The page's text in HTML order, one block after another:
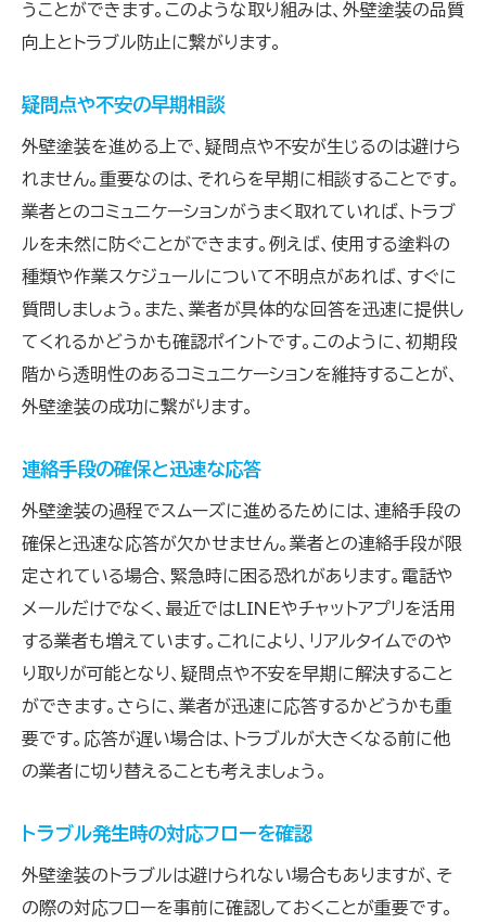
うことができます。このような取り組みは、外壁塗装の品質
向上とトラブル防止に繋がります。
疑問点や不安の早期相談
外壁塗装を進める上で、疑問点や不安が生じるのは避けら
れません。重要なのは、それらを早期に相談することです。
業者とのコミュニケーションがうまく取れていれば、トラブ
ルを未然に防ぐことができます。例えば、使用する塗料の
種類や作業スケジュールについて不明点があれば、すぐに
質問しましょう。また、業者が具体的な回答を迅速に提供し
てくれるかどうかも確認ポイントです。このように、初期段
階から透明性のあるコミュニケーションを維持することが、
外壁塗装の成功に繋がります。
連絡手段の確保と迅速な応答
外壁塗装の過程でスムーズに進めるためには、連絡手段の
確保と迅速な応答が欠かせません。業者との連絡手段が限
定されている場合、緊急時に困る恐れがあります。電話や
メールだけでなく、最近ではLINEやチャットアプリを活用
する業者も増えています。これにより、リアルタイムでのや
り取りが可能となり、疑問点や不安を早期に解決すること
ができます。さらに、業者が迅速に応答するかどうかも重
要です。応答が遅い場合は、トラブルが大きくなる前に他
の業者に切り替えることも考えましょう。
トラブル発生時の対応フローを確認
外壁塗装のトラブルは避けられない場合もありますが、そ
の際の対応フローを事前に確認しておくことが重要です。